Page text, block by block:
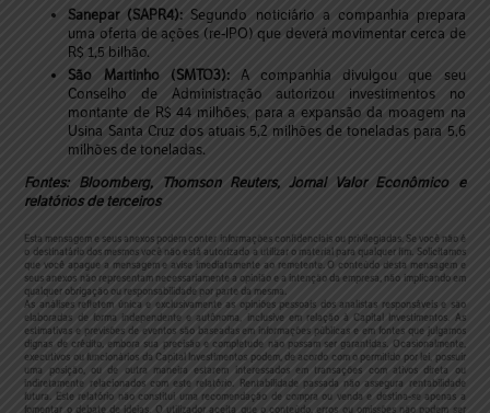
Sanepar (SAPR4): Segundo noticiário a companhia prepara
uma oferta de ações (re-IPO) que deverá movimentar cerca de
R$ 1,5 bilhão.
São Martinho (SMTO3):A companhia divulgou que seu
Conselho de Administração autorizou investimentos no
montante de R$ 44 milhões, para a expansão da moagem na
Usina Santa Cruz dos atuais 5,2 milhões de toneladas para 5,6
milhões de toneladas.
Fontes: Bloomberg, Thomson Reuters, Jornal Valor Econômico e
relatórios de terceiros
Esta mensagem e seus anexos podem conter informações confidenciais ou privilegiadas. Se você não é
o destinatário dos mesmos você não está autorizado a utilizar o material para qualquer fim. Solicitamos
que você apague a mensagem e avise imediatamente ao remetente. O conteúdo desta mensagem e
seus anexos não representam necessariamente a opinião e a intenção da empresa, não implicando em
qualquer obrigação ou responsabilidade por parte da mesma.
As análises refletem única e exclusivamente as opiniões pessoais dos analistas responsáveis e são
elaboradas de forma independente e autônoma, inclusive em relação à Capital Investimentos. As
estimativas e previsões de eventos são baseadas em informações públicas e em fontes que julgamos
dignas de crédito, embora sua precisão e completude não possam ser garantidas. Ocasionalmente,
executivos ou funcionários da Capital Investimentos podem, de acordo com o permitido por lei, possuir
uma posição, ou de outra maneira estarem interessados em transações com ativos direta ou
indiretamente relacionados com este relatório. Rentabilidade passada não assegura rentabilidade
futura. Este relatório não constitui uma recomendação de compra ou venda e destina-se apenas a
fomentar o debate de ideias. O utilizador aceita que o conteúdo, erros ou omissões não podem ser